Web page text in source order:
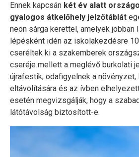
Ennek kapcsán két év alatt
gyalogos átkelőhely jelzőtáblát
neon sárga kerettel, amelyek jobban
lépésként idén az iskolakezdésre
cseréltek ki a szakemberek
cseréje mellett a meglévő burkolati
újrafestik, odafigyelnek a növényzet,
eltávolítására és az ívben
esetén megvizsgálják, hogy a
látótávolság biztosított-e.